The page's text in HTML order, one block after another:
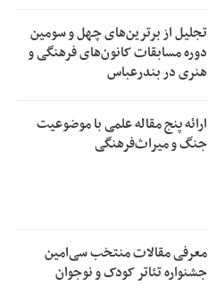
تجلیل از بر‌ترین‌های چهل و سومین
دوره مسابقات کانون‌های فرهنگی و
هنری در بندرعباس
ارائه پنج مقاله علمی با موضوعیت
جنگ و میراث‌فرهنگی
معرفی مقالات منتخب سی‌امین
جشنواره تئاتر کودک و نوجوان